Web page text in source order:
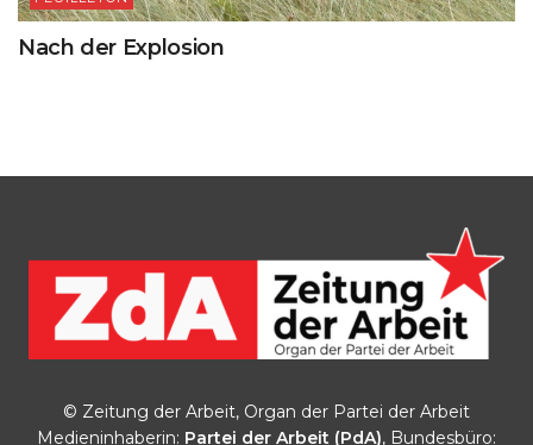
Nach der Explosion
© Zeitung der Arbeit, Organ der Partei der Arbeit
Medieninhaberin: Partei der Arbeit (PdA), Bundesbüro: